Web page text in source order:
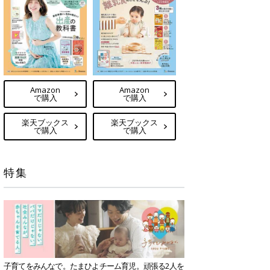
Amazon
で購入
楽天ブックス
で購入
Amazon
で購入
楽天ブックス
で購入
特集
子育てをみんなで。たまひよチーム育児。頑張る2人を